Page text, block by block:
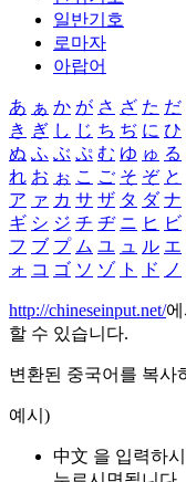
일반기호
로마자
아랍어
あ ぁ か が さ ざ た だ
き ぎ し じ ち ぢ に ひ
ぬ ふ ぶ ぷ む ゆ ゅ る
れ お ぉ こ ご そ ぞ と
ア ァ カ サ ザ タ ダ ナ
ギ シ ジ チ ヂ ニ ヒ ビ
フ ブ プ ム ユ ュ ル エ
ォ コ ゴ ソ ゾ ト ド ノ
http://chineseinput.net/
할 수 있습니다.
변환된 중국어를 복사
예시)
中文 을 입력하